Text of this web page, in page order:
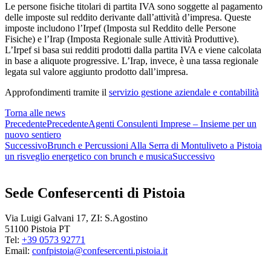
Le persone fisiche titolari di partita IVA sono soggette al pagamento
delle imposte sul reddito derivante dall’attività d’impresa. Queste
imposte includono l’Irpef (Imposta sul Reddito delle Persone
Fisiche) e l’Irap (Imposta Regionale sulle Attività Produttive).
L’Irpef si basa sui redditi prodotti dalla partita IVA e viene calcolata
in base a aliquote progressive. L’Irap, invece, è una tassa regionale
legata sul valore aggiunto prodotto dall’impresa.
Approfondimenti tramite il servizio gestione aziendale e contabilità
Torna alle news
PrecedentePrecedenteAgenti Consulenti Imprese – Insieme per un
nuovo sentiero
SuccessivoBrunch e Percussioni Alla Serra di Montuliveto a Pistoia
un risveglio energetico con brunch e musicaSuccessivo
Sede Confesercenti di Pistoia
Via Luigi Galvani 17, ZI: S.Agostino
51100 Pistoia PT
Tel: +39 0573 92771
Email: confpistoia@confesercenti.pistoia.it